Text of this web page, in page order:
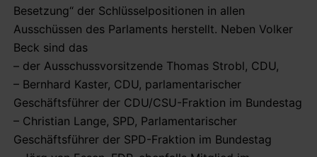
Besetzung“ der Schlüsselpositionen in allen
Ausschüssen des Parlaments herstellt. Neben Volker
Beck sind das
– der Ausschussvorsitzende Thomas Strobl, CDU,
– Bernhard Kaster, CDU, parlamentarischer
Geschäftsführer der CDU/CSU-Fraktion im Bundestag
– Christian Lange, SPD, Parlamentarischer
Geschäftsführer der SPD-Fraktion im Bundestag